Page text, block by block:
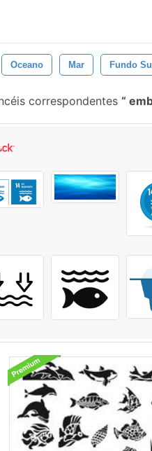
Oceano Mar Fundo
correspondentes